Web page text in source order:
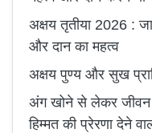
अक्षय तृतीया 2026 :
और दान का महत्व
अक्षय पुण्य और सुख
अंग खोने से लेकर जीवन
हिम्मत की प्रेरणा देने